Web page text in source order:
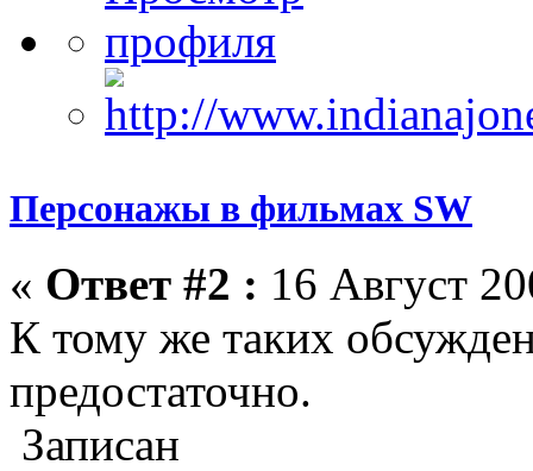
Персонажы в фильмах SW
« Ответ #2 : 16 Август
К тому же таких
предостаточно.
Записан